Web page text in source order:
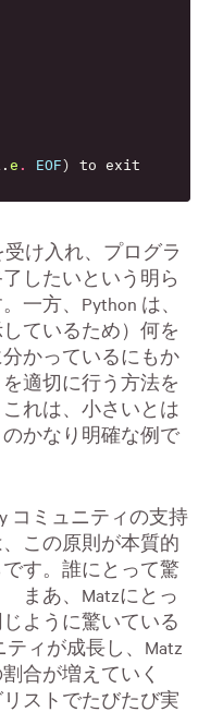
.e . EOF) to exit
受け入れ、プログラ
したいという明ら
一方、Python は、
ているため）何を
かっているにもか
適切に行う方法を
れは、小さいとは
かなり明確な例で
コミュニティの支持
この原則が本質的
す。誰にとって驚
まあ、Matzにとっ
ように驚いている
ティが成長し、Matz
合が増えていく
ストでたびたび実